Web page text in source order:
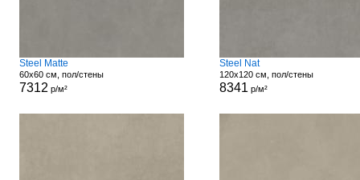
Steel Matte
60x60 см, пол/стены
7312 р/м²
Steel Nat
120x120 см, пол/стены
8341 р/м²